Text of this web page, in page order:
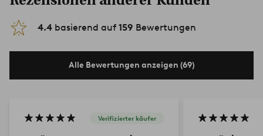
4.4 basierend auf 159 Bewertungen
Alle Bewertungen anzeigen (69)
Verifizierter käufer